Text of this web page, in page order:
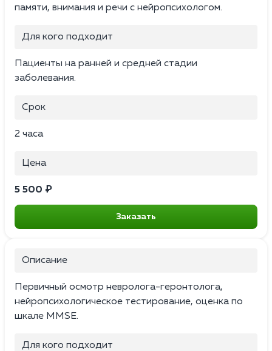
памяти, внимания и речи с нейропсихологом.
Для кого подходит
Пациенты на ранней и средней стадии
заболевания.
Срок
2 часа
Цена
5 500 ₽
Заказать
Описание
Первичный осмотр невролога-геронтолога,
нейропсихологическое тестирование, оценка по
шкале MMSE.
Для кого подходит